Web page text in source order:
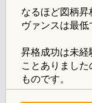
なるほど図柄
ヴァンスは最
昇格成功は未
ことありまし
ものです。